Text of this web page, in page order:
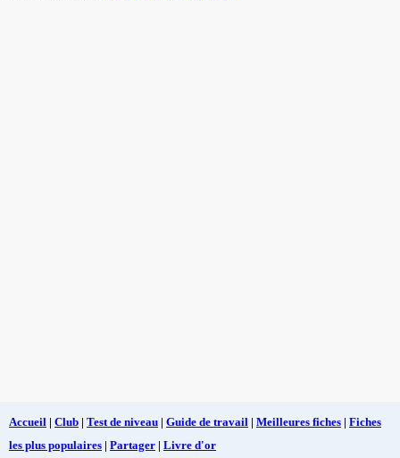
Accueil | Club | Test de niveau | Guide de travail | Meilleures fiches | Fiches
les plus populaires | Partager | Livre d'or